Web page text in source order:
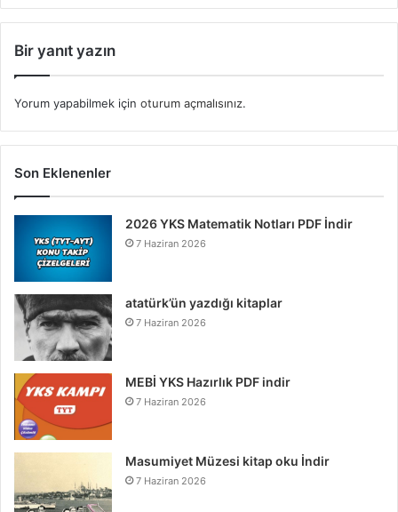
Bir yanıt yazın
Yorum yapabilmek için oturum açmalısınız.
Son Eklenenler
2026 YKS Matematik Notları PDF İndir
7 Haziran 2026
atatürk’ün yazdığı kitaplar
7 Haziran 2026
MEBİ YKS Hazırlık PDF indir
7 Haziran 2026
Masumiyet Müzesi kitap oku İndir
7 Haziran 2026